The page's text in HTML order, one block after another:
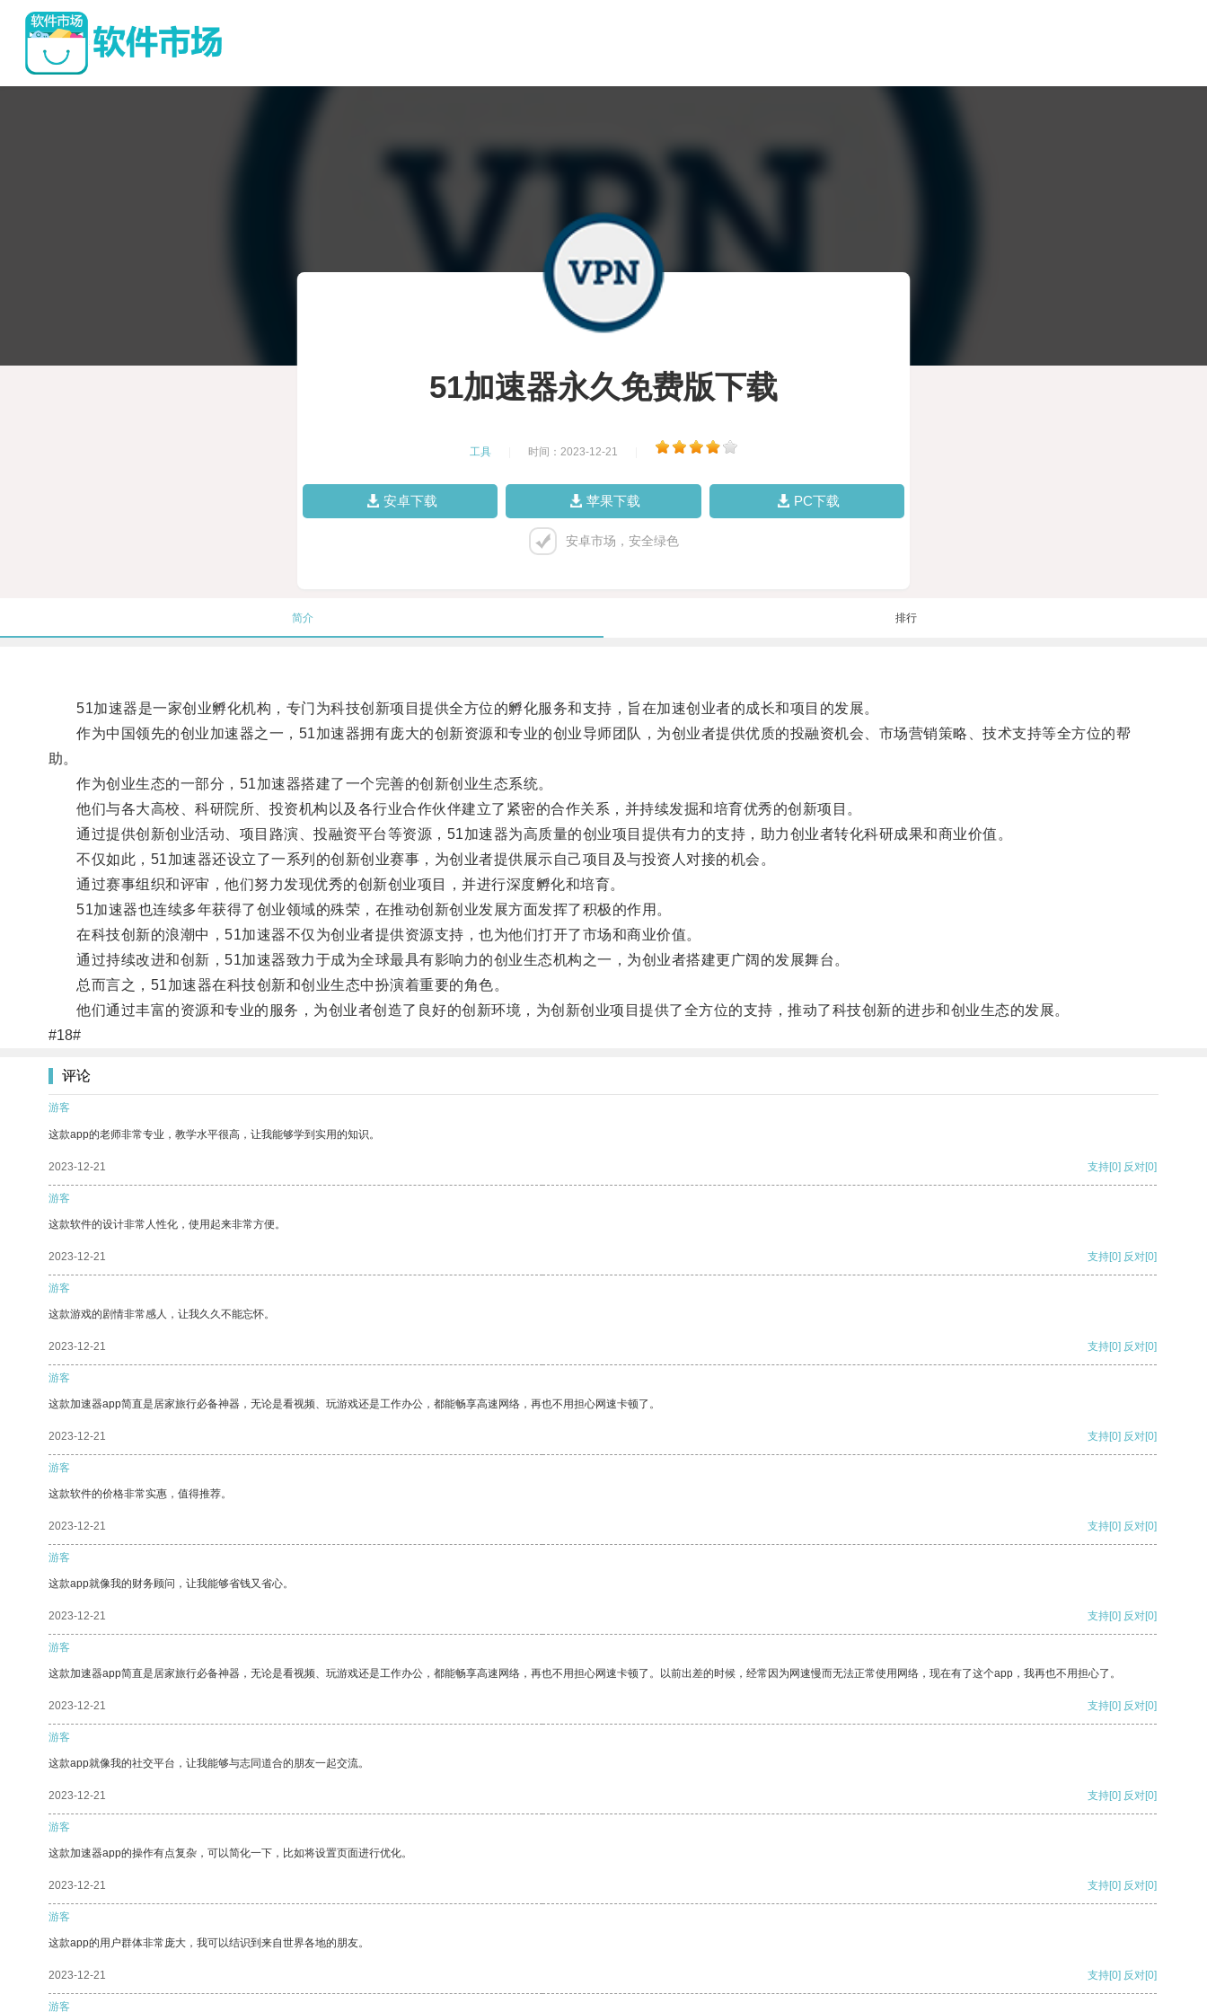
51加速器永久免费版下载
工具 时间：2023-12-21
安卓下载 苹果下载 PC下载
安卓市场，安全绿色
简介 排行
51加速器是一家创业孵化机构，专门为科技创新项目提供全方位的孵化服务和支持，旨在加速创业者的成长和项目的发展。
作为中国领先的创业加速器之一，51加速器拥有庞大的创新资源和专业的创业导师团队，为创业者提供优质的投融资机会、市场营销策略、技术支持等全方位的帮
助。
作为创业生态的一部分，51加速器搭建了一个完善的创新创业生态系统。
他们与各大高校、科研院所、投资机构以及各行业合作伙伴建立了紧密的合作关系，并持续发掘和培育优秀的创新项目。
通过提供创新创业活动、项目路演、投融资平台等资源，51加速器为高质量的创业项目提供有力的支持，助力创业者转化科研成果和商业价值。
不仅如此，51加速器还设立了一系列的创新创业赛事，为创业者提供展示自己项目及与投资人对接的机会。
通过赛事组织和评审，他们努力发现优秀的创新创业项目，并进行深度孵化和培育。
51加速器也连续多年获得了创业领域的殊荣，在推动创新创业发展方面发挥了积极的作用。
在科技创新的浪潮中，51加速器不仅为创业者提供资源支持，也为他们打开了市场和商业价值。
通过持续改进和创新，51加速器致力于成为全球最具有影响力的创业生态机构之一，为创业者搭建更广阔的发展舞台。
总而言之，51加速器在科技创新和创业生态中扮演着重要的角色。
他们通过丰富的资源和专业的服务，为创业者创造了良好的创新环境，为创新创业项目提供了全方位的支持，推动了科技创新的进步和创业生态的发展。
#18#
评论
游客
这款app的老师非常专业，教学水平很高，让我能够学到实用的知识。
2023-12-21 支持[0] 反对[0]
游客
这款软件的设计非常人性化，使用起来非常方便。
2023-12-21 支持[0] 反对[0]
游客
这款游戏的剧情非常感人，让我久久不能忘怀。
2023-12-21 支持[0] 反对[0]
游客
这款加速器app简直是居家旅行必备神器，无论是看视频、玩游戏还是工作办公，都能畅享高速网络，再也不用担心网速卡顿了。
2023-12-21 支持[0] 反对[0]
游客
这款软件的价格非常实惠，值得推荐。
2023-12-21 支持[0] 反对[0]
游客
这款app就像我的财务顾问，让我能够省钱又省心。
2023-12-21 支持[0] 反对[0]
游客
这款加速器app简直是居家旅行必备神器，无论是看视频、玩游戏还是工作办公，都能畅享高速网络，再也不用担心网速卡顿了。以前出差的时候，经常因为网速慢而无法正常使用网络，现在有了这个app，我再也不用担心了。
2023-12-21 支持[0] 反对[0]
游客
这款app就像我的社交平台，让我能够与志同道合的朋友一起交流。
2023-12-21 支持[0] 反对[0]
游客
这款加速器app的操作有点复杂，可以简化一下，比如将设置页面进行优化。
2023-12-21 支持[0] 反对[0]
游客
这款app的用户群体非常庞大，我可以结识到来自世界各地的朋友。
2023-12-21 支持[0] 反对[0]
游客